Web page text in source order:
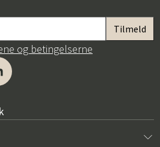
og betingelserne